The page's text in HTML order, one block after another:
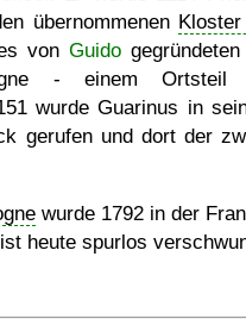
übernommenen
vonGuido gegründeten
- einem
wurde Guarinus in
gerufen und dort der
wurde 1792 in der
heute spurlos